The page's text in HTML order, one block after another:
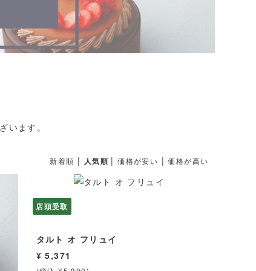
います。
新着順 | 人気順 |価格が安い |価格が高い
店頭受取
タルト オ フリュイ
¥ 5,371